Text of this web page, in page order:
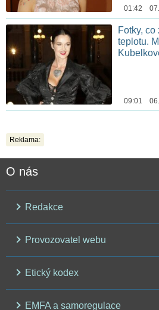
01:42 07.
Fotky,
teplotu.
09:01 06.
Reklama:
O nás
Redakce
Provozovatel webu
Etický kodex
EMFA a samoregulace